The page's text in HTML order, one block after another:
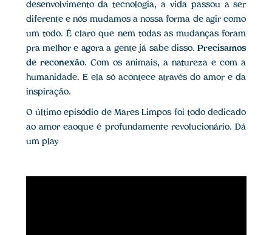
desenvolvimento da tecnologia, a vida passou a ser
diferente e nós mudamos a nossa forma de agir como
um todo. É claro que nem todas as mudanças foram
pra melhor e agora a gente já sabe disso.Precisamos
de reconexão. Com os animais, a natureza e com a
humanidade. E ela só acontece através do amor e da
inspiração.
O último episódio de Mares Limpos foi todo dedicado
ao amor eaoque é profundamente revolucionário. Dá
um play